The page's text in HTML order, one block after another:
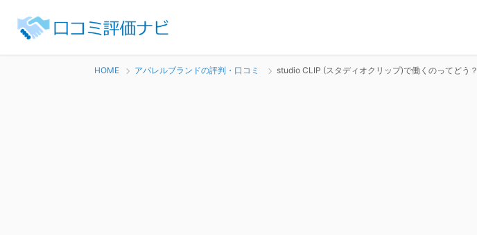
HOME アパレルブランドの評判・口コミ studio CLIP (スタディオクリップ)で働くのってどう？